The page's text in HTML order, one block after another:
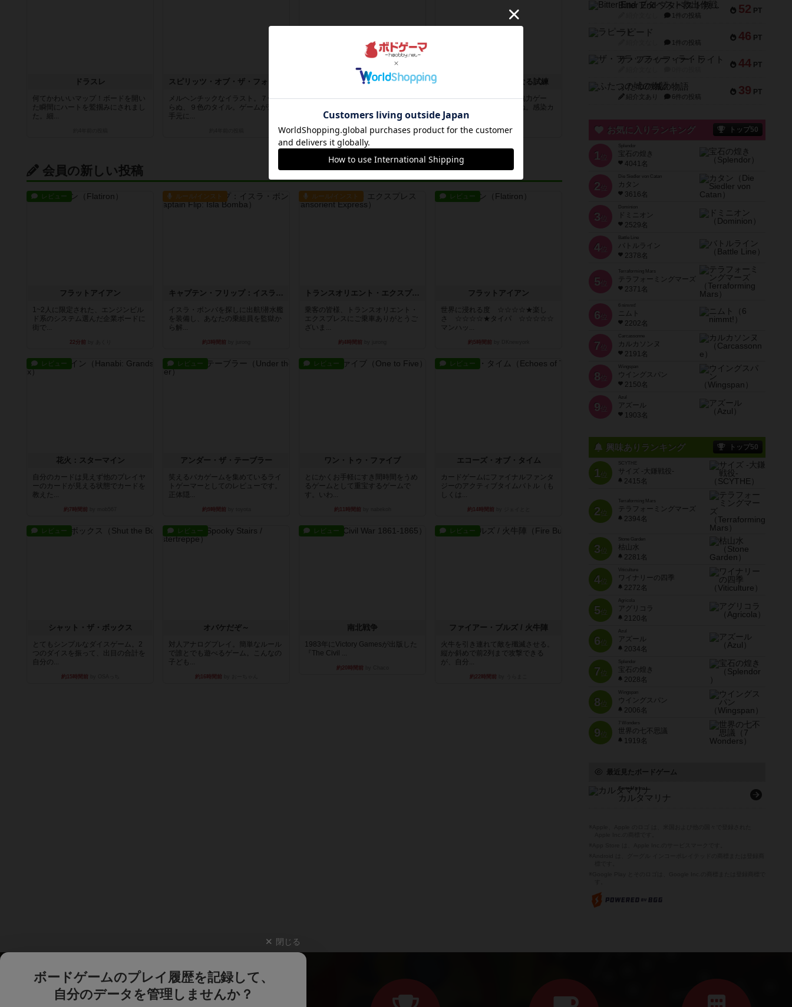
ドラスレ
何てかわいいマップ！ボードを開い
た瞬間にハートを鷲掴みにされまし
た。細...
メルヘンチックなイラスト。７色な
らぬ、９色のタイル。ゲームが進み
手元に...
ベニス・コネクション
１６枚のタイルをつなげて、運河を
ると、...
約4年前の投稿
パンデミック：新たなる試練
ふたりでもプレイできる協力ゲー
ム、評判通り面白いですね。感染カ
ードの山...
約4年前の投稿
会員の新しい投稿
レビュー
フラットアイアン
1~2人に限定された、エンジンビル
ド系のシステム選んだ企業ボードに
街で...
22分前
ルール/インスト
キャプテン・フリップ：イスラ・ボンバ
イスラ・ボンバを探しに出航!潜水艦
を装備し、あなたの乗組員を監獄か
ら解...
約3時間前
ルール/インスト
トランスオリエント・エクスプレス
乗客の皆様、トランスオリエント・
エクスプレスにご乗車ありがとうご
ざいま...
約4時間前
レビュー
フラットアイアン
世界に浸れる度 ☆☆☆☆★楽し
さ ☆☆☆☆★タイパ ☆☆☆☆☆
マンハッ...
約5時間前
レビュー
花火：スターマイン
自分のカードは見えず他のプレイヤ
ーのカードが見える状態でカードを
教えた...
約7時間前
レビュー
アンダー・ザ・テーブラー
笑えるバカゲームを集めているライ
トゲーマーとしてのレビューです。
正体隠...
約9時間前
レビュー
ワン・トゥ・ファイブ
とにかくお手軽にすき間時間をうめ
るゲームとして重宝するゲームで
す。いわ...
約11時間前
レビュー
エコーズ・オブ・タイム
カードゲームにファイナルファンタ
ジーのアクティブタイムバトル（も
しくは...
約14時間前
レビュー
シャット・ザ・ボックス
とてもシンプルなダイスゲーム。2
つのダイスを振って、出目の合計を
自分の...
約15時間前
レビュー
オバケだぞ～
対人アナログプレイ。簡単なルール
で誰とでも遊べるゲーム。こんなの
子ども...
約16時間前
レビュー
南北戦争
1983年にVictory Gamesが出版した
『The Civil ...
約20時間前
レビュー
ファイアー・ブルズ / 火牛陣
火牛を引き連れて敵を殲滅させる。
縦か斜めで前2列まで攻撃できる
が、自分...
約22時間前
52 PT
Bitter End ブタペスト救出作戦
1件の投稿
46 PT
ラピード
1件の投稿
44 PT
ザ・フラッフィー・ライト
39 PT
ふたつの城の物語
紹介文あり 6件の投稿
お気に入りランキング トップ50
1 位
宝石の煌き
4041名
2 位
Die Siedler von Catan
カタン
3616名
3 位
ドミニオン
2529名
4位
Battle Line
バトルライン
2378名
5 位
Terraforming Mars
テラフォーミングマーズ
2371名
6 位
ニムト
2202名
7 位
Carcassonne
カルカソンヌ
2191名
8 位
Wingspan
ウイングスパン
2150名
9 位
Azul
アズール
1903名
興味ありランキング トップ50
1位
SCYTHE
サイズ -大鎌戦役-
2415名
2位
Terraforming Mars
テラフォーミングマーズ
2394名
3位
Stone Garden
枯山水
2281名
4位
Viticulture
ワイナリーの四季
2272名
5位
Agricola
アグリコラ
2120名
6位
Azul
アズール
2034名
7位
宝石の煌き
2028名
8位
Wingspan
ウイングスパン
2006名
9位
7 Wonders
世界の七不思議
1919名
最近見たボードゲーム
Carta Marina
カルタマリナ
閉じる
ボードゲームのプレイ履歴を記録して、
自分のデータを管理しませんか？